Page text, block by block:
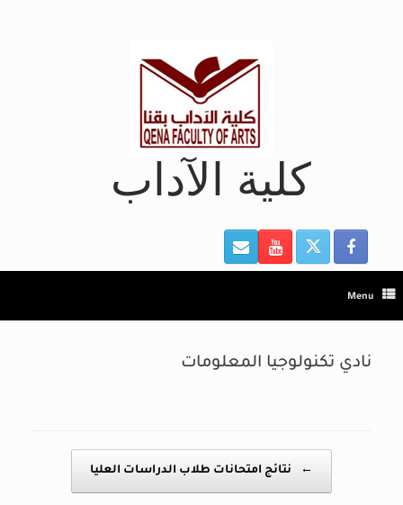
كلية الآداب
Menu
نادي تكنولوجيا المعلومات
← نتائج امتحانات طلاب الدراسات العليا